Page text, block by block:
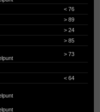
< 76
> 89
> 24
> 85
> 73
< 64